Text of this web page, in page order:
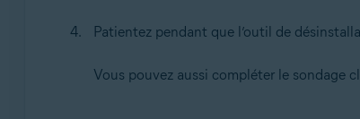
Patientez pendant que l’outil de
Vous pouvez aussi compléter le sondage